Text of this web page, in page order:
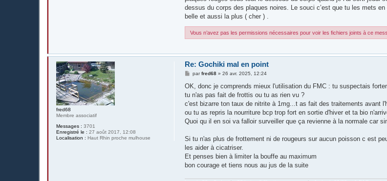
dessus du corps des plaques noires. Le souci c’est que tu les mets
belle et aussi la plus ( cher ) .
Vous n’avez pas les permissions nécessaires pour voir les fichiers joints à ce
fred68
Membre associatif
Messages : 3701
Enregistré le : 27 août 2017, 12:08
Localisation : Haut Rhin proche mulhouse
Re: Gochiki mal en point
M
s
a
g
parfred68 »26 avr. 2025, 12:24
OK, donc je comprends mieux l'utilisation du FMC : tu suspectais
tu n'as pas fait de frottis ou tu as rien vu ?
c'est bizarre ton taux de nitrite à 1mg...t as fait des traitements avant
ou tu as repris la nourriture bcp trop fort en sortie d'hiver et ta bio
Quoi qu il en soi va falloir surveiller que ça revienne à la normale car
Si tu n'as plus de frottement ni de rougeurs sur aucun poisson c est
les aider à cicatriser.
Et penses bien à limiter la bouffe au maximum
bon courage et tiens nous au jus de la suite